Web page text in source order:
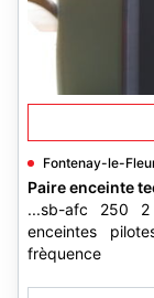
Fontenay-le-
Paire enceinte
...sb-afc 250
enceintes
frèquence